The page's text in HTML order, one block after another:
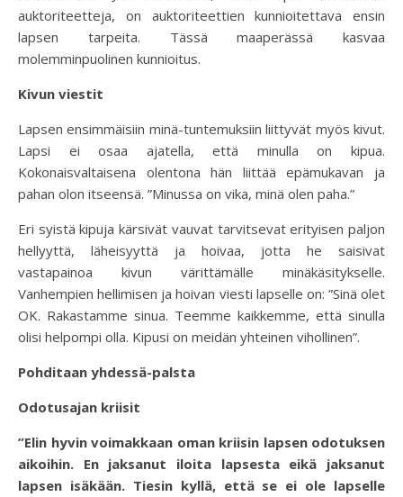
auktoriteetteja, on auktoriteettien kunnioitettava ensin
lapsen tarpeita. Tässä maaperässä kasvaa
molemminpuolinen kunnioitus.
Kivun viestit
Lapsen ensimmäisiin minä-tuntemuksiin liittyvät myös kivut.
Lapsi ei osaa ajatella, että minulla on kipua.
Kokonaisvaltaisena olentona hän liittää epämukavan ja
pahan olon itseensä. ”Minussa on vika, minä olen paha.”
Eri syistä kipuja kärsivät vauvat tarvitsevat erityisen paljon
hellyyttä, läheisyyttä ja hoivaa, jotta he saisivat
vastapainoa kivun värittämälle minäkäsitykselle.
Vanhempien hellimisen ja hoivan viesti lapselle on: ”Sinä olet
OK. Rakastamme sinua. Teemme kaikkemme, että sinulla
olisi helpompi olla. Kipusi on meidän yhteinen vihollinen”.
Pohditaan yhdessä-palsta
Odotusajan kriisit
”Elin hyvin voimakkaan oman kriisin lapsen odotuksen
aikoihin. En jaksanut iloita lapsesta eikä jaksanut
lapsen isäkään. Tiesin kyllä, että se ei ole lapselle